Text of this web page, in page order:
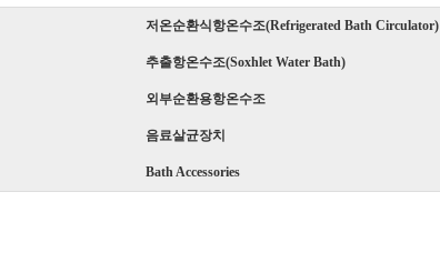
저온순환식항온수조(Refrigerated Bath Circulator)
추출항온수조(Soxhlet Water Bath)
외부순환용항온수조
음료살균장치
Bath Accessories